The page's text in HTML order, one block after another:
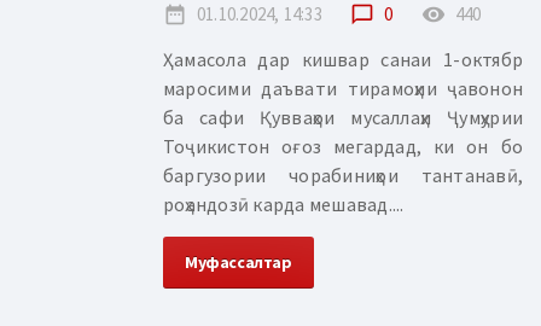
date_range 01.10.2024, 14:33 chat_bubble_outline 0 remove_red_eye 440
Ҳамасола дар кишвар санаи 1-октябр
маросими даъвати тирамоҳии ҷавонон
ба сафи Қувваҳои мусаллаҳи Ҷумҳурии
Тоҷикистон оғоз мегардад, ки он бо
баргузории чорабиниҳои тантанавӣ,
роҳандозӣ карда мешавад....
Муфассалтар